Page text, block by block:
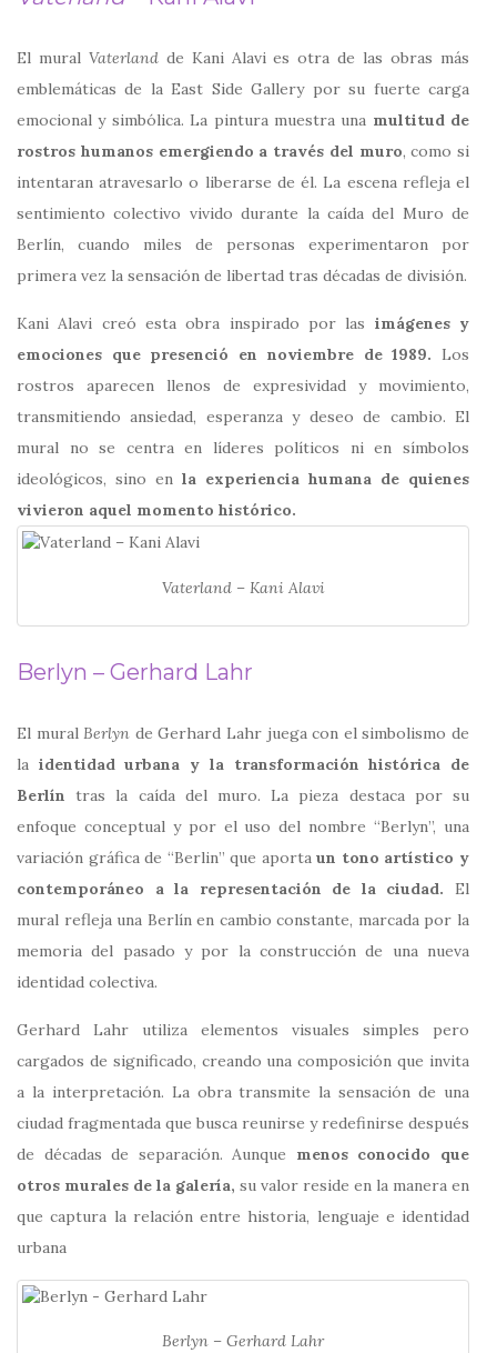
El mural Vaterlandde Kani Alavies otra de las obras más
emblemáticas de la East Side Gallerypor su fuerte carga
emocional y simbólica. La pintura muestra una multitud de
rostros humanos emergiendo a través del muro, como si
intentaran atravesarlo o liberarse de él. La escena refleja el
sentimiento colectivo vivido durante la caída del Muro de
Berlín, cuando miles de personas experimentaron por
primera vez la sensación de libertad tras décadas de división.
Kani Alavi creó esta obra inspirado por las imágenes y
emociones que presenció en noviembre de 1989. Los
rostros aparecen llenos de expresividad y movimiento,
transmitiendo ansiedad, esperanza y deseo de cambio. El
mural no se centra en líderes políticos ni en símbolos
ideológicos, sino en la experiencia humana de quienes
vivieron aquel momento histórico.
Vaterland – Kani Alavi
Berlyn – Gerhard Lahr
El muralBerlyn deGerhard Lahr juega con el simbolismo de
la identidad urbana y la transformación histórica de
Berlín tras la caída del muro. La pieza destaca por su
enfoque conceptual y por el uso del nombre “Berlyn”, una
variación gráfica de “Berlin” que aportaun tono artístico y
contemporáneo a la representación de la ciudad. El
mural refleja una Berlín en cambio constante, marcada por la
memoria del pasado y por la construcción de una nueva
identidad colectiva.
Gerhard Lahr utiliza elementos visuales simples pero
cargados de significado, creando una composición que invita
a la interpretación. La obra transmite la sensación de una
ciudad fragmentada que busca reunirse y redefinirse después
de décadas de separación. Aunque menos conocido que
otros murales de la galería, su valor reside en la manera en
que captura la relación entre historia, lenguaje e identidad
urbana
Berlyn – Gerhard Lahr